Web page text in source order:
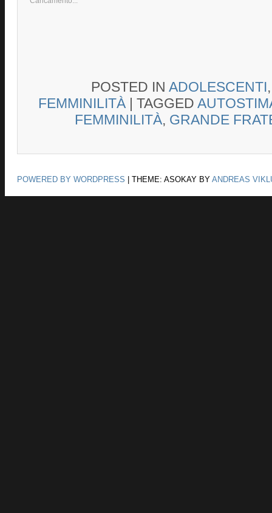
POSTED IN ADOLESCENTI
FEMMINILITÀ
TAGGED
FEMMINILITÀ, GRANDE
POWERED BY WORDPRESS | THEME: ASOKAY BY ANDREAS